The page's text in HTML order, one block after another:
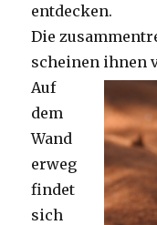
entdecken.
Die
scheinen ihnen
Auf
dem
Wand
erweg
findet
sich